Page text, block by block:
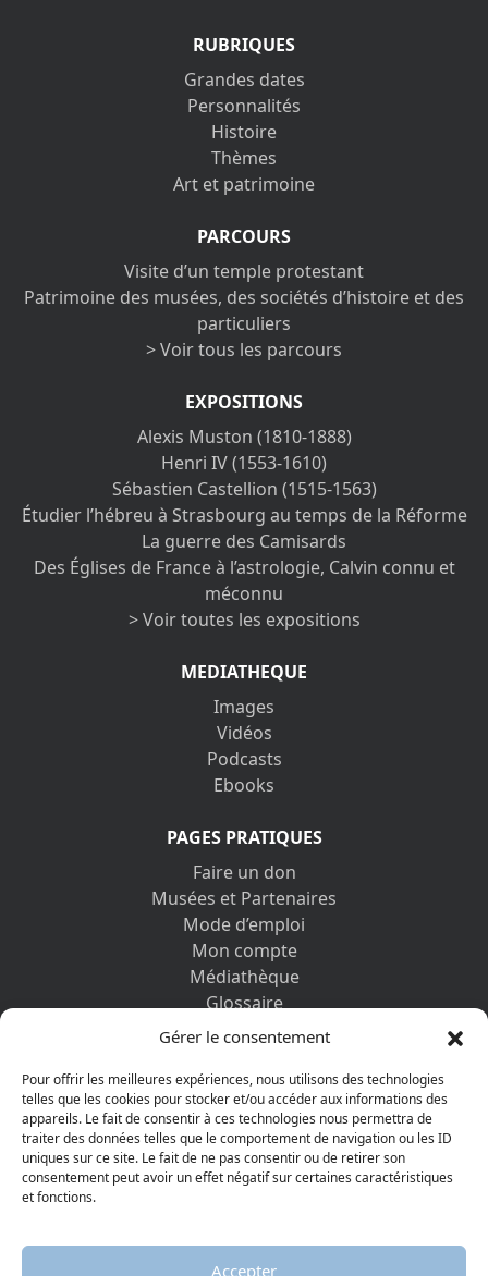
Gérer le consentement
Pour offrir les meilleures expériences, nous utilisons des technologies
telles que les cookies pour stocker et/ou accéder aux informations des
appareils. Le fait de consentir à ces technologies nous permettra de
traiter des données telles que le comportement de navigation ou les ID
uniques sur ce site. Le fait de ne pas consentir ou de retirer son
consentement peut avoir un effet négatif sur certaines caractéristiques
et fonctions.
Accepter
RUBRIQUES
Grandes dates
Personnalités
Histoire
Thèmes
Art et patrimoine
PARCOURS
Visite d’un temple protestant
Patrimoine des musées, des sociétés d’histoire et des
particuliers
> Voir tous les parcours
EXPOSITIONS
Alexis Muston (1810-1888)
Henri IV (1553-1610)
Sébastien Castellion (1515-1563)
Étudier l’hébreu à Strasbourg au temps de la Réforme
La guerre des Camisards
Des Églises de France à l’astrologie, Calvin connu et
méconnu
> Voir toutes les expositions
MEDIATHEQUE
Images
Vidéos
Podcasts
Ebooks
PAGES PRATIQUES
Faire un don
Musées et Partenaires
Mode d’emploi
Mon compte
Médiathèque
Glossaire
Contactez-nous
Vos informations personnelles et cookies
DÉCOUVRIR AUSSI